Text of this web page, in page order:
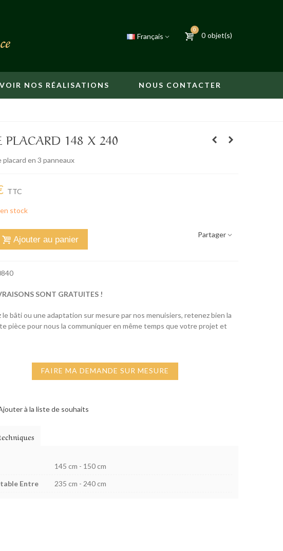
Français
0
0 objet(s)
VOIR NOS RÉALISATIONS NOUS CONTACTER
PLACARD 148 X 240
en 3 panneaux
TTC
stock
Ajouter au panier
Partager
SONT GRATUITES !
le bâti ou une adaptation sur mesure par nos menuisiers, retenez bien la
pièce pour nous la communiquer en même temps que votre projet et
FAIRE MA DEMANDE SUR MESURE
à la liste de souhaits
145 cm - 150 cm
Entre
235 cm - 240 cm